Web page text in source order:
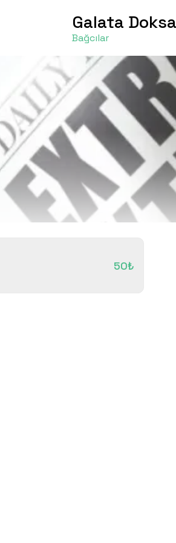
Galata
Bağcılar
50₺